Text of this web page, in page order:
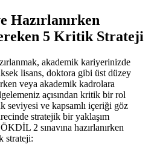
Hazırlanırken
5 Kritik Strateji
akademik kariyerinizde
lisans, doktora gibi üst düzey
veya akademik kadrolara
açısından kritik bir rol
seviyesi ve kapsamlı içeriği göz
stratejik bir yaklaşım
2 sınavına hazırlanırken
strateji: